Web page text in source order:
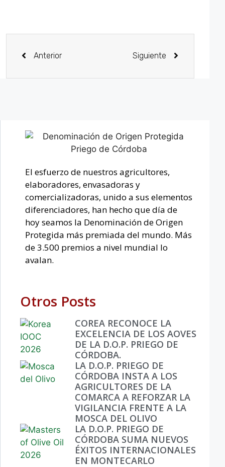
Anterior Siguiente
El esfuerzo de nuestros agricultores,
elaboradores, envasadoras y
comercializadoras, unido a sus elementos
diferenciadores, han hecho que día de
hoy seamos la Denominación de Origen
Protegida más premiada del mundo. Más
de 3.500 premios a nivel mundial lo
avalan.
Otros Posts
COREA RECONOCE LA
EXCELENCIA DE LOS AOVES
DE LA D.O.P. PRIEGO DE
CÓRDOBA.
LA D.O.P. PRIEGO DE
CÓRDOBA INSTA A LOS
AGRICULTORES DE LA
COMARCA A REFORZAR LA
VIGILANCIA FRENTE A LA
MOSCA DEL OLIVO
LA D.O.P. PRIEGO DE
CÓRDOBA SUMA NUEVOS
ÉXITOS INTERNACIONALES
EN MONTECARLO